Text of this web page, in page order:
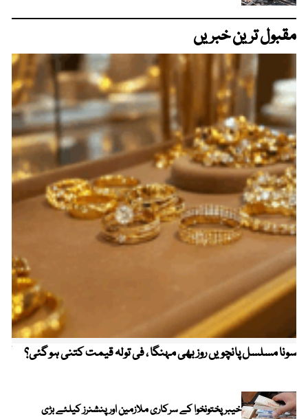
مقبول ترین خبریں
سونا مسلسل پانچویں روز بھی مہنگا ، فی تولہ قیمت کتنی ہو گئی؟
خیبرپختونخوا کے سرکاری ملازمین اور پنشنرز کیلئے بڑی